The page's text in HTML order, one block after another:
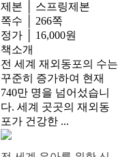
제본 │ 스프링제본
쪽수 │ 266쪽
정가 │ 16,000원
책소개
전 세계 재외동포의 수는
꾸준히 증가하여 현재
740만 명을 넘어섰습니
다. 세계 곳곳의 재외동
포가 건강한 ...